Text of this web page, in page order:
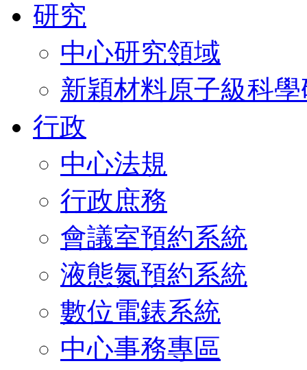
研究
中心研究領域
新穎材料原子級科
行政
中心法規
行政庶務
會議室預約系統
液態氮預約系統
數位電錶系統
中心事務專區